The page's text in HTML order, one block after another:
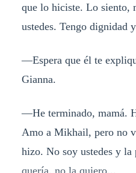
que lo hiciste. Lo siento,
ustedes. Tengo dignidad
—Espera que él te
Gianna.
—He terminado, mamá.
Amo a Mikhail, pero no
hizo. No soy ustedes y la
quería, no la quiero...